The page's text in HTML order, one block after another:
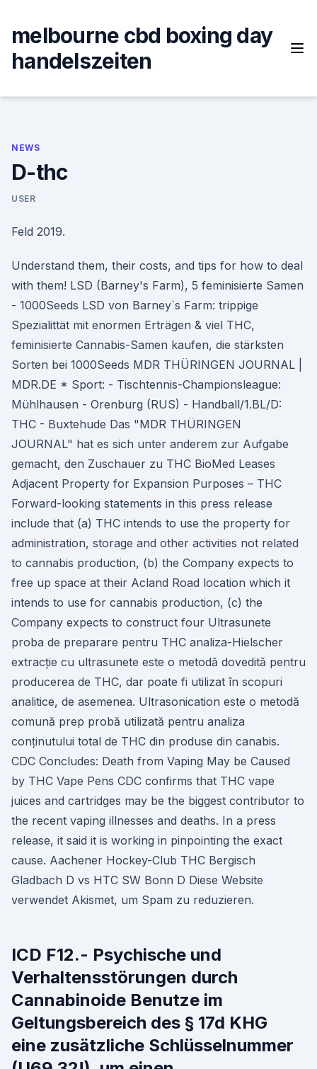
content
melbourne cbd boxing day
handelszeiten
NEWS
D-thc
USER
Feld 2019.
Understand them, their costs, and tips for how to deal
with them! LSD (Barney's Farm), 5 feminisierte Samen
- 1000Seeds LSD von Barney`s Farm: trippige
Spezialittät mit enormen Erträgen & viel THC,
feminisierte Cannabis-Samen kaufen, die stärksten
Sorten bei 1000Seeds MDR THÜRINGEN JOURNAL |
MDR.DE * Sport: - Tischtennis-Championsleague:
Mühlhausen - Orenburg (RUS) - Handball/1.BL/D:
THC - Buxtehude Das "MDR THÜRINGEN
JOURNAL" hat es sich unter anderem zur Aufgabe
gemacht, den Zuschauer zu THC BioMed Leases
Adjacent Property for Expansion Purposes – THC
Forward-looking statements in this press release
include that (a) THC intends to use the property for
administration, storage and other activities not related
to cannabis production, (b) the Company expects to
free up space at their Acland Road location which it
intends to use for cannabis production, (c) the
Company expects to construct four Ultrasunete
proba de preparare pentru THC analiza-Hielscher
extracție cu ultrasunete este o metodă dovedită pentru
producerea de THC, dar poate fi utilizat în scopuri
analitice, de asemenea. Ultrasonication este o metodă
comună prep probă utilizată pentru analiza
conținutului total de THC din produse din canabis.
CDC Concludes: Death from Vaping May be Caused
by THC Vape Pens CDC confirms that THC vape
juices and cartridges may be the biggest contributor to
the recent vaping illnesses and deaths. In a press
release, it said it is working in pinpointing the exact
cause. Aachener Hockey-Club THC Bergisch
Gladbach D vs HTC SW Bonn D Diese Website
verwendet Akismet, um Spam zu reduzieren.
ICD F12.- Psychische und
Verhaltensstörungen durch
Cannabinoide Benutze im
Geltungsbereich des § 17d KHG
eine zusätzliche Schlüsselnummer